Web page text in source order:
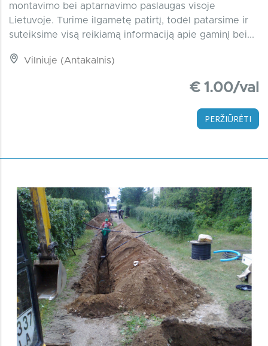
montavimo bei aptarnavimo paslaugas visoje
Lietuvoje. Turime ilgametę patirtį, todėl patarsime ir
suteiksime visą reikiamą informaciją apie gaminį bei...
Vilniuje (Antakalnis)
€ 1.00/val
PERŽIŪRĖTI